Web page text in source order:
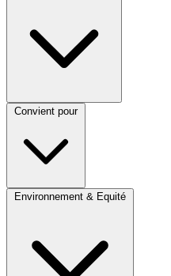
Convient pour
Environnement & Equité